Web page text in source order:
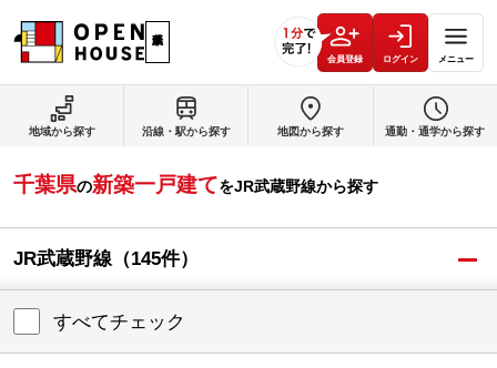
会員登録 ログイン メニュー
地域から探す 沿線・駅から探す 地図から探す 通勤・通学から探す
千葉県の新築一戸建てをJR武蔵野線から探す
JR武蔵野線（145件）
すべてチェック